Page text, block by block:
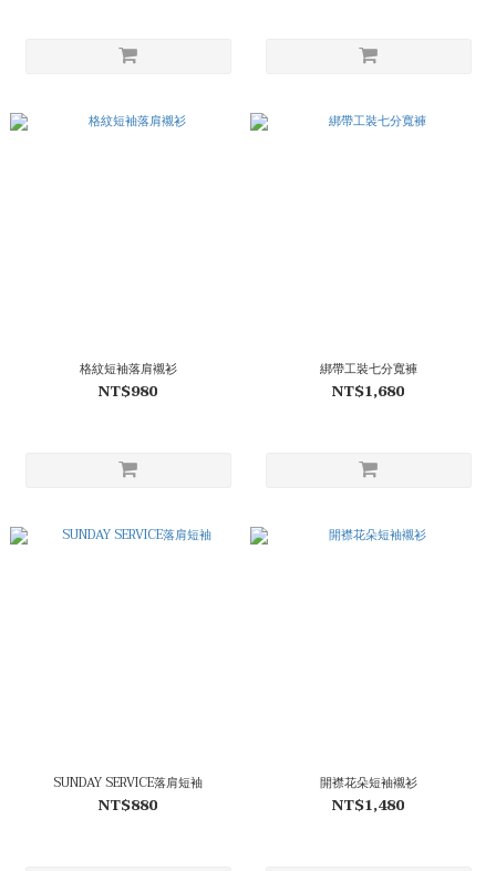
格紋短袖落肩襯衫
NT$980
綁帶工裝七分寬褲
NT$1,680
SUNDAY SERVICE落肩短袖
NT$880
開襟花朵短袖襯衫
NT$1,480